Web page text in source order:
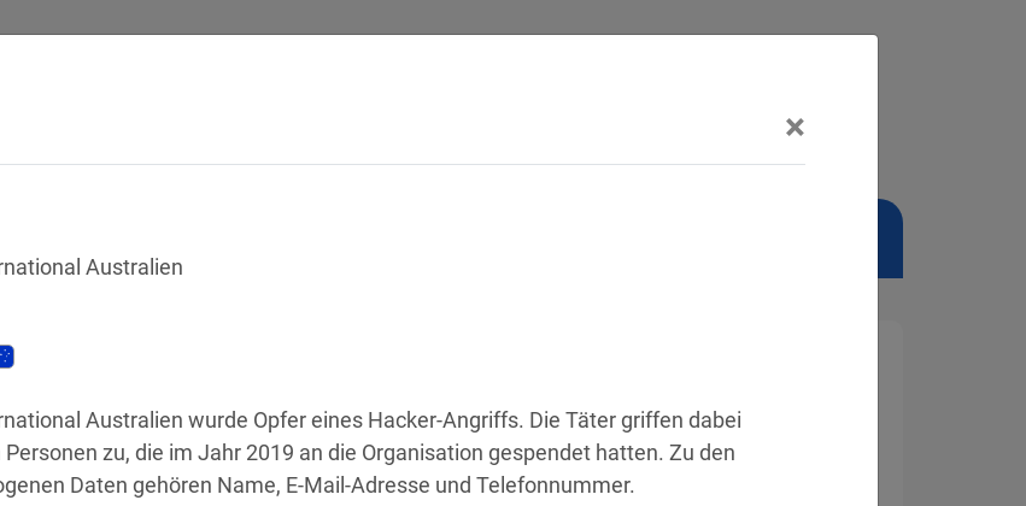
×
Australien
Australien wurde Opfer eines Hacker-Angriffs. Die Täter griffen dabei
zu, die im Jahr 2019 an die Organisation gespendet hatten. Zu den
Daten gehören Name, E-Mail-Adresse und Telefonnummer.